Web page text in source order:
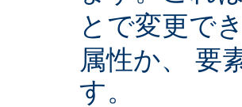
とで変更で
属性か、 要
す。